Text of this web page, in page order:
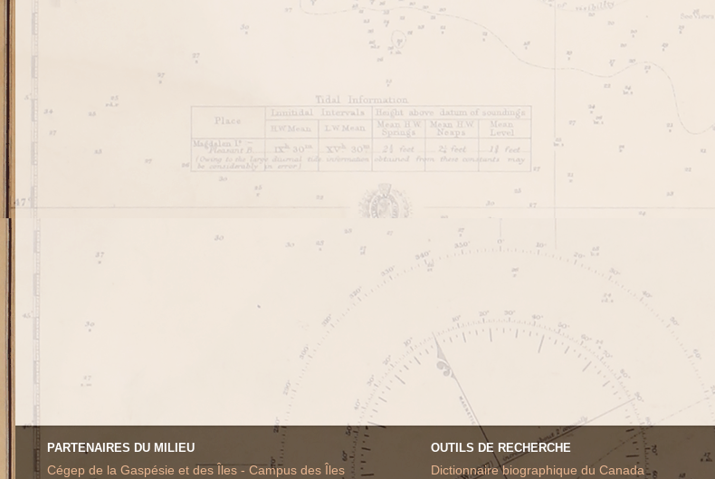
PARTENAIRES DU MILIEU
Cégep de la Gaspésie et des Îles - Campus des Îles
OUTILS DE RECHERCHE
Dictionnaire biographique du Canada